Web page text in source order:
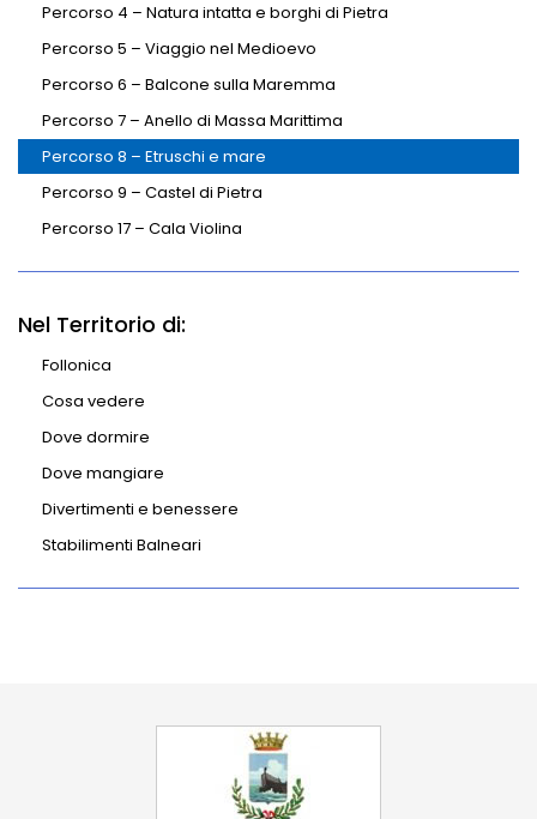
Percorso 4 – Natura intatta e borghi di Pietra
Percorso 5 – Viaggio nel Medioevo
Percorso 6 – Balcone sulla Maremma
Percorso 7 – Anello di Massa Marittima
Percorso 8 – Etruschi e mare
Percorso 9 – Castel di Pietra
Percorso 17 – Cala Violina
Nel Territorio di:
Follonica
Cosa vedere
Dove dormire
Dove mangiare
Divertimenti e benessere
Stabilimenti Balneari